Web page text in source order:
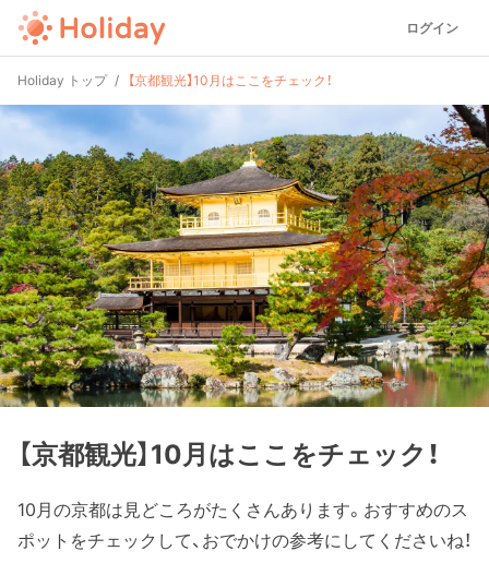
ログイン
Holiday トップ 【京都観光】10月はここをチェック！
【京都観光】10月はここをチェック！
10月の京都は見どころがたくさんあります。おすすめのス
ポットをチェックして、おでかけの参考にしてくださいね！